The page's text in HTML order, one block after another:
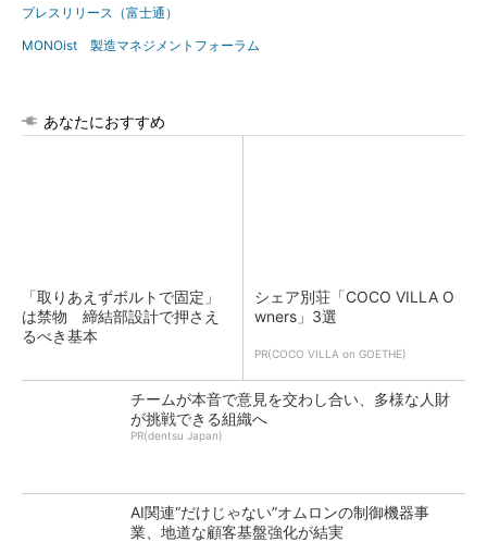
プレスリリース（富士通）
MONOist 製造マネジメントフォーラム
あなたにおすすめ
「取りあえずボルトで固定」
は禁物 締結部設計で押さえ
るべき基本
シェア別荘「COCO VILLA O
wners」3選
PR(COCO VILLA on GOETHE)
チームが本音で意見を交わし合い、多様な人財
が挑戦できる組織へ
PR(dentsu Japan)
AI関連“だけじゃない”オムロンの制御機器事
業、地道な顧客基盤強化が結実